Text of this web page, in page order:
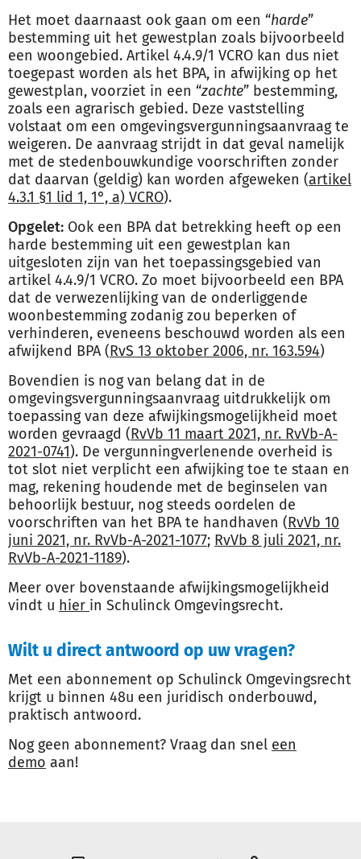
Het moet daarnaast ook gaan om een “harde”
bestemming uit het gewestplan zoals bijvoorbeeld
een woongebied. Artikel 4.4.9/1 VCRO kan dus niet
toegepast worden als het BPA, in afwijking op het
gewestplan, voorziet in een “zachte” bestemming,
zoals een agrarisch gebied. Deze vaststelling
volstaat om een omgevingsvergunningsaanvraag te
weigeren. De aanvraag strijdt in dat geval namelijk
met de stedenbouwkundige voorschriften zonder
dat daarvan (geldig) kan worden afgeweken (artikel
4.3.1 §1 lid 1, 1°, a) VCRO).
Opgelet: Ook een BPA dat betrekking heeft op een
harde bestemming uit een gewestplan kan
uitgesloten zijn van het toepassingsgebied van
artikel 4.4.9/1 VCRO. Zo moet bijvoorbeeld een BPA
dat de verwezenlijking van de onderliggende
woonbestemming zodanig zou beperken of
verhinderen, eveneens beschouwd worden als een
afwijkend BPA (RvS 13 oktober 2006, nr. 163.594)
Bovendien is nog van belang dat in de
omgevingsvergunningsaanvraag uitdrukkelijk om
toepassing van deze afwijkingsmogelijkheid moet
worden gevraagd (RvVb 11 maart 2021, nr. RvVb-A-
2021-0741). De vergunningverlenende overheid is
tot slot niet verplicht een afwijking toe te staan en
mag, rekening houdende met de beginselen van
behoorlijk bestuur, nog steeds oordelen de
voorschriften van het BPA te handhaven (RvVb 10
juni 2021, nr. RvVb-A-2021-1077; RvVb 8 juli 2021, nr.
RvVb-A-2021-1189).
Meer over bovenstaande afwijkingsmogelijkheid
vindt u hier in Schulinck Omgevingsrecht.
Wilt u direct antwoord op uw vragen?
Met een abonnement op Schulinck Omgevingsrecht
krijgt u binnen 48u een juridisch onderbouwd,
praktisch antwoord.
Nog geen abonnement? Vraag dan snel een
demo aan!